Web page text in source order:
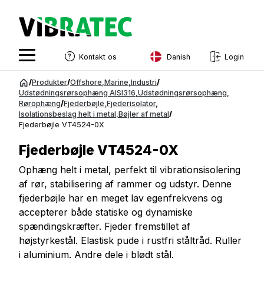
Spring
indhold
Kontakt os Danish
Swedish
Norwegian
French
Estonian
Finnish
Danish
Login
/Produkter/Offshore Marine Industri/
Udstødningsrørsophæng AISI316 Udstødningsrørsophæng
Rørophæng/Fjederbøjle Fjederisolator,
Isolationsbeslag helt i metal Bøjler af metal/
Fjederbøjle VT4524-0X
Fjederbøjle VT4524-0X
Ophæng helt i metal, perfekt til vibrationsisolering
af rør, stabilisering af rammer og udstyr. Denne
fjederbøjle har en meget lav egenfrekvens og
accepterer både statiske og dynamiske
spændingskræfter. Fjeder fremstillet af
højstyrkestål. Elastisk pude i rustfri ståltråd. Ruller
i aluminium. Andre dele i blødt stål.